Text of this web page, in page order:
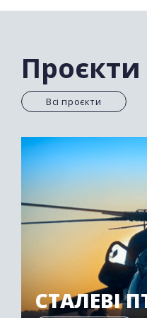
докази і
технології.
Проєкти
Всі проєкти
СТАЛЕВІ